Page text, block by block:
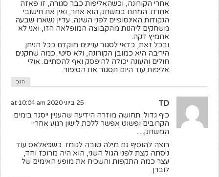
אחרי הקורונה, וכשהאליפות כבר סגורה, זו פאזה
אחרת. המתח במשחק הוא אחר, ואין את חישובי
הנקודות האינסופיים לפני השינה. עדיין נשארו שבעה
משחקים ליהנות מהקבוצה המופלאה הזו, ואני לא
אחמיץ דקה.
ובכל זאת, כדאי לסגור עניינים מוקדם ככל הניתן.
היריבה היא כמובן הקורונה, ולא סיטי. כמה שחקנים
חולים והעונה יכולה להיפסק ואף להסתיים. אולי
אליפות עוד היום תסגור את הסיפור.
הגב
TD 25 ביוני 2020 at 10:04 am
כיף גדול. תחושה מוזרה הידיעה שהעניין ייסגר בימים
הקרובים ופשוט אפשר ללכת לישון רגוע אחרי
המשחק…
רוצה להוסיף גם מילה טובה לגומז. כשפאלאס עוד
ניסתה קצת לפני הגול השני, הוא היה מרוכז וחד,
עצר כמה התקפות והשכיח את מופע האימים של
לוברן.